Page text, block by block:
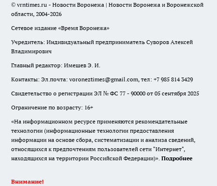
© vrntimes.ru - Новости Воронежа | Новости Воронежа и Воронежской
области, 2004-2026
Сетевое издание «Время Воронежа»
Учредитель: Индивидуальный предприниматель Суворов Алексей
Владимирович
Главный редактор: Имешев Э. И.
Контакты: Эл.почта: voroneztimes@gmail.com, тел: +7 985 814 3429
Свидетельство о регистрации ЭЛ № ФС 77 - 90000 от 05 сентября 2025
Ограничение по возрасту: 16+
«На информационном ресурсе применяются рекомендательные
технологии (информационные технологии предоставления
информации на основе сбора, систематизации и анализа сведений,
относящихся к предпочтениям пользователей сети "Интернет",
находящихся на территории Российской Федерации)». Подробнее
Внимание!